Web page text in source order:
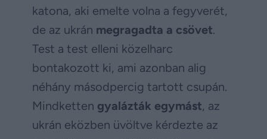
katona, aki emelte volna a fegyverét,
de az ukrán megragadta a csövet.
Test a test elleni közelharc
bontakozott ki, ami azonban alig
néhány másodpercig tartott csupán.
Mindketten gyalázták egymást, az
ukrán eközben üvöltve kérdezte az